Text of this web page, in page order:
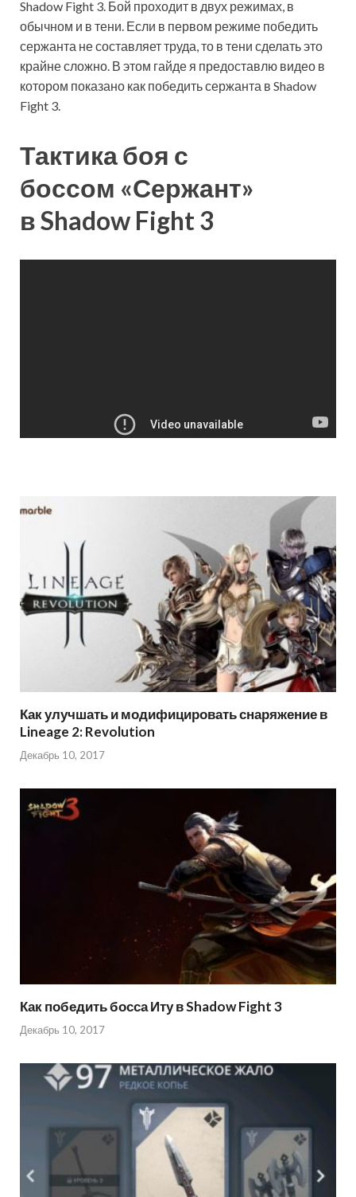
Shadow Fight 3. Бой проходит в двух режимах, в
обычном и в тени. Если в первом режиме победить
сержанта не составляет труда, то в тени сделать это
крайне сложно. В этом гайде я предоставлю видео в
котором показано как победить сержанта в Shadow
Fight 3.
Тактика боя с
боссом «Сержант»
в Shadow Fight 3
Как улучшать и модифицировать снаряжение в
Lineage 2: Revolution
Декабрь 10, 2017
Как победить босса Иту в Shadow Fight 3
Декабрь 10, 2017